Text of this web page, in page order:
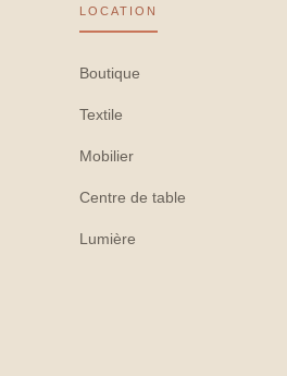
LOCATION
Boutique
Textile
Mobilier
Centre de table
Lumière